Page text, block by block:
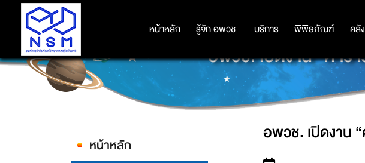
หน้าหลัก รู้จัก อพวช. บริการ พิพิธภัณฑ์ คลั
หน้าหลัก รู้จัก อพวช. บริการ พิพิธภัณฑ์ คลั
อพวช. เปิดงาน “คา
หน้าหลัก
อพวช. เปิดงาน